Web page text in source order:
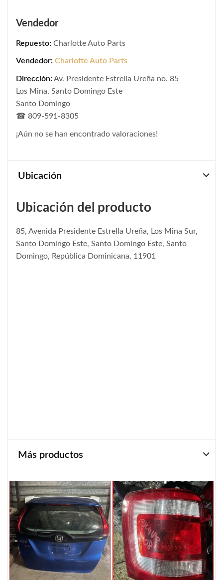
Vendedor
Repuesto: Charlotte Auto Parts
Vendedor: Charlotte Auto Parts
Dirección: Av. Presidente Estrella Ureña no. 85
Los Mina, Santo Domingo Este
Santo Domingo
☎ 809-591-8305
¡Aún no se han encontrado valoraciones!
Ubicación
Ubicación del producto
85, Avenida Presidente Estrella Ureña, Los Mina Sur,
Santo Domingo Este, Santo Domingo Este, Santo
Domingo, República Dominicana, 11901
Más productos